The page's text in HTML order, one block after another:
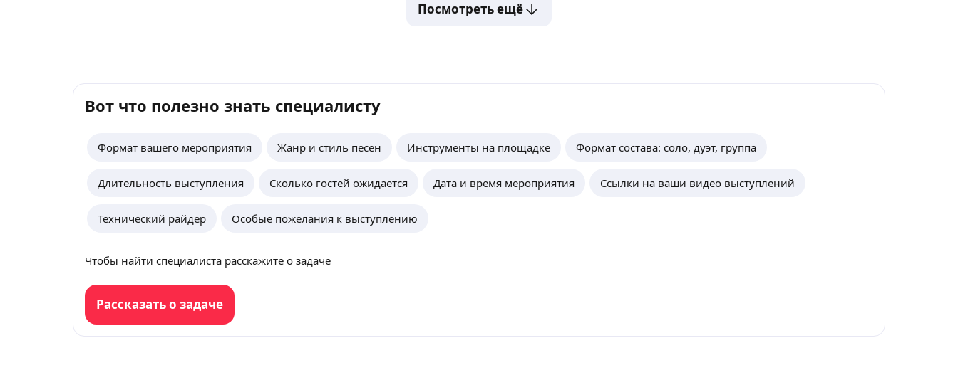
Посмотреть ещё
Вот что полезно знать специалисту
Формат вашего мероприятия Жанр и стиль песен Инструменты на площадке Формат состава: соло, дуэт, группа
Длительность выступления Сколько гостей ожидается Дата и время мероприятия Ссылки на ваши видео выступлений
Технический райдер Особые пожелания к выступлению
Чтобы найти специалиста расскажите о задаче
Рассказать о задаче